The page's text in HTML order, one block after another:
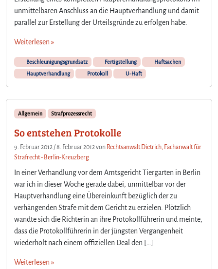
unmittelbaren Anschluss an die Hauptverhandlung und damit
parallel zur Erstellung der Urteilsgründe zu erfolgen habe.
Weiterlesen »
Beschleunigungsgrundsatz Fertigstellung
Haftsachen
Hauptverhandlung
Protokoll U-Haft
Allgemein Strafprozessrecht
So entstehen Protokolle
9. Februar 2012 /8. Februar 2012von Rechtsanwalt Dietrich, Fachanwalt für
Strafrecht - Berlin-Kreuzberg
In einer Verhandlung vor dem Amtsgericht Tiergarten in Berlin
war ich in dieser Woche gerade dabei, unmittelbar vor der
Hauptverhandlung eine Übereinkunft bezüglich der zu
verhängenden Strafe mit dem Gericht zu erzielen. Plötzlich
wandte sich die Richterin an ihre Protokollführerin und meinte,
dass die Protokollführerin in der jüngsten Vergangenheit
wiederholt nach einem offiziellen Deal den […]
Weiterlesen »